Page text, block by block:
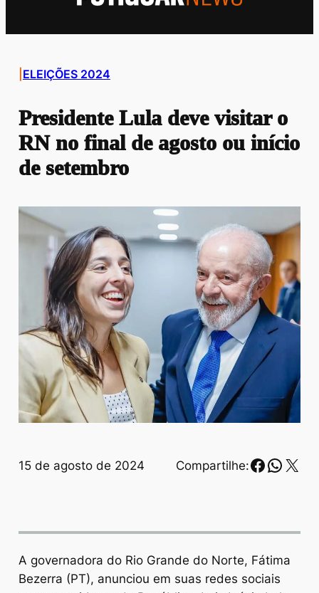
ELEIÇÕES 2024
Presidente Lula deve visitar o
RN no final de agosto ou início
de setembro
15 de agosto de 2024 Compartilhe: X
A governadora do Rio Grande do Norte, Fátima
Bezerra (PT), anunciou em suas redes sociais